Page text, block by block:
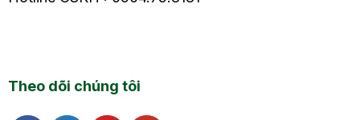
Theo dõi chúng tôi